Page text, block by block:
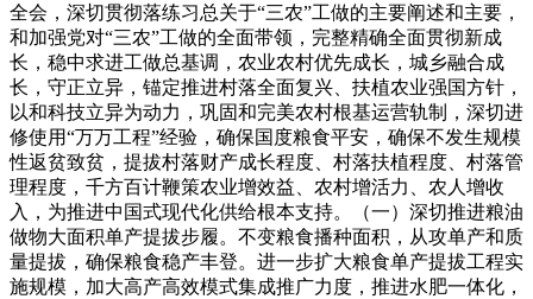
全会，深切贯彻落练习总关于“三农”工做的主要阐述和主要，
和加强党对“三农”工做的全面带领，完整精确全面贯彻新成
长，稳中求进工做总基调，农业农村优先成长，城乡融合成
长，守正立异，锚定推进村落全面复兴、扶植农业强国方针，
以和科技立异为动力，巩固和完美农村根基运营轨制，深切进
修使用“万万工程”经验，确保国度粮食平安，确保不发生规模
性返贫致贫，提拔村落财产成长程度、村落扶植程度、村落管
理程度，千方百计鞭策农业增效益、农村增活力、农人增收
入，为推进中国式现代化供给根本支持。（一）深切推进粮油
做物大面积单产提拔步履。不变粮食播种面积，从攻单产和质
量提拔，确保粮食稳产丰登。进一步扩大粮食单产提拔工程实
施规模，加大高产高效模式集成推广力度，推进水肥一体化，